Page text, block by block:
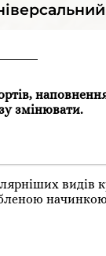
наповнення
змінювати.
видів
начинкою